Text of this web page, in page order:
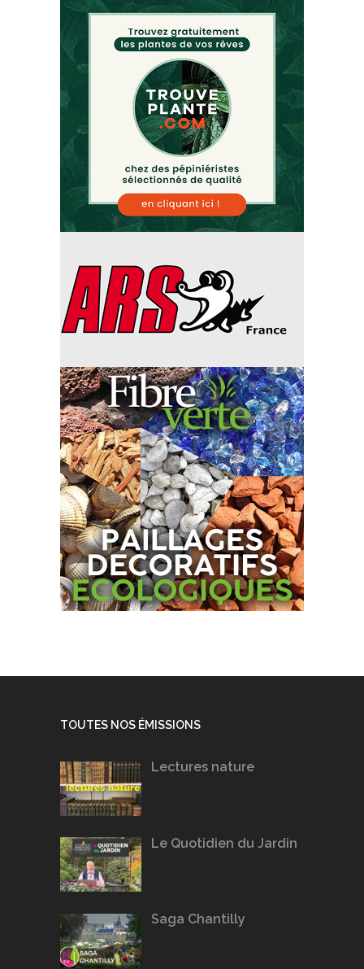
TOUTES NOS ÉMISSIONS
Lectures nature
Le Quotidien du Jardin
Saga Chantilly